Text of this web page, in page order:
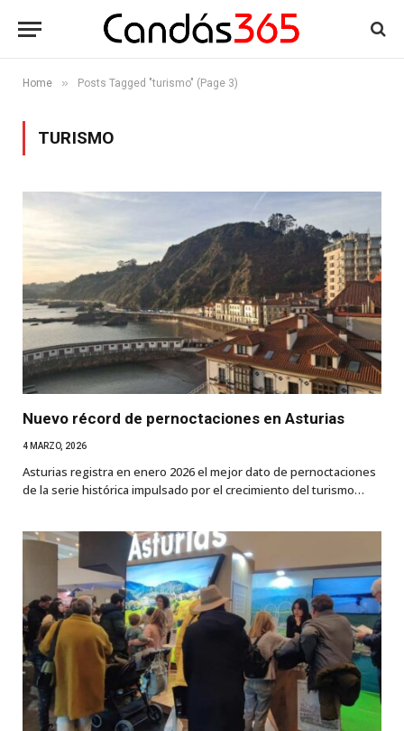
Home » Posts Tagged "turismo" (Page 3)
TURISMO
Nuevo récord de pernoctaciones en Asturias
4 MARZO, 2026
Asturias registra en enero 2026 el mejor dato de pernoctaciones
de la serie histórica impulsado por el crecimiento del turismo…